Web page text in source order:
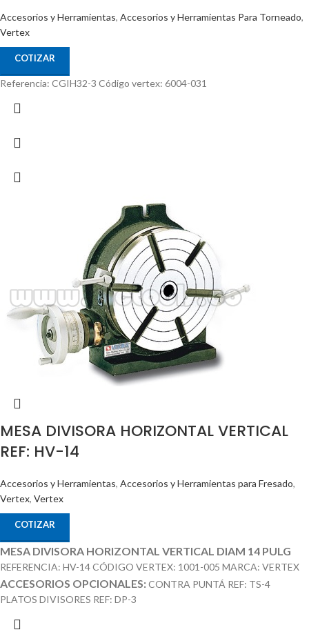
Accesorios y Herramientas, Accesorios y Herramientas Para Torneado,
Vertex
COTIZAR
Referencia: CGIH32-3 Código vertex: 6004-031
MESA DIVISORA HORIZONTAL VERTICAL
REF: HV-14
Accesorios y Herramientas, Accesorios y Herramientas para Fresado,
Vertex, Vertex
COTIZAR
MESA DIVISORA HORIZONTAL VERTICAL DIAM 14 PULG
REFERENCIA: HV-14 CÓDIGO VERTEX: 1001-005 MARCA: VERTEX
ACCESORIOS OPCIONALES:CONTRA PUNTÁ REF: TS-4
PLATOS DIVISORES REF: DP-3